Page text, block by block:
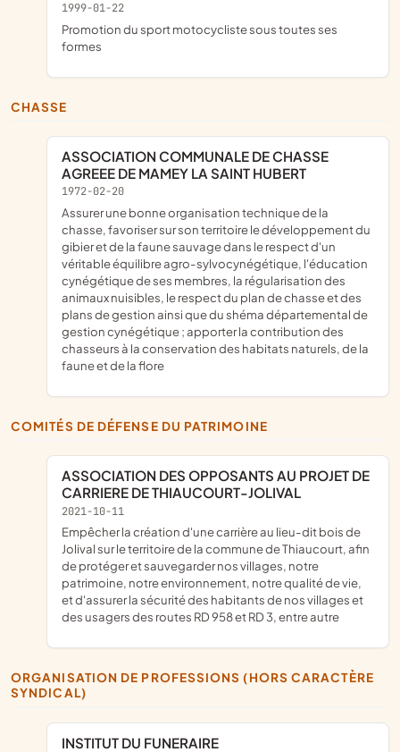
1999-01-22
promotion du sport motocycliste sous toutes ses
formes
CHASSE
ASSOCIATION COMMUNALE DE CHASSE
AGREEE DE MAMEY LA SAINT HUBERT
1972-02-20
assurer une bonne organisation technique de la
chasse, favoriser sur son territoire le développement du
gibier et de la faune sauvage dans le respect d'un
véritable équilibre agro-sylvocynégétique, l'éducation
cynégétique de ses membres, la régularisation des
animaux nuisibles, le respect du plan de chasse et des
plans de gestion ainsi que du shéma départemental de
gestion cynégétique ; apporter la contribution des
chasseurs à la conservation des habitats naturels, de la
faune et de la flore
COMITÉS DE DÉFENSE DU PATRIMOINE
ASSOCIATION DES OPPOSANTS AU PROJET DE
CARRIERE DE THIAUCOURT-JOLIVAL
2021-10-11
empêcher la création d'une carrière au lieu-dit bois de
Jolival sur le territoire de la commune de Thiaucourt, afin
de protéger et sauvegarder nos villages, notre
patrimoine, notre environnement, notre qualité de vie,
et d'assurer la sécurité des habitants de nos villages et
des usagers des routes RD 958 et RD 3, entre autre
ORGANISATION DE PROFESSIONS (HORS CARACTÈRE
SYNDICAL)
INSTITUT DU FUNERAIRE